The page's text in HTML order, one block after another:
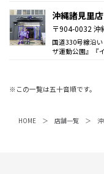
沖縄諸見里店
〒904-0032 沖
国道330号線沿
ザ運動公園』『
※この一覧は五十音順です。
HOME 店舗一覧